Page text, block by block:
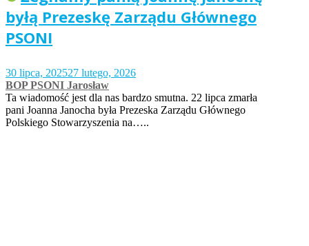
byłą Prezeskę Zarządu Głównego
PSONI
30 lipca, 202527 lutego, 2026
BOP PSONI Jarosław
Ta wiadomość jest dla nas bardzo smutna. 22 lipca zmarła
pani Joanna Janocha była Prezeska Zarządu Głównego
Polskiego Stowarzyszenia na…..